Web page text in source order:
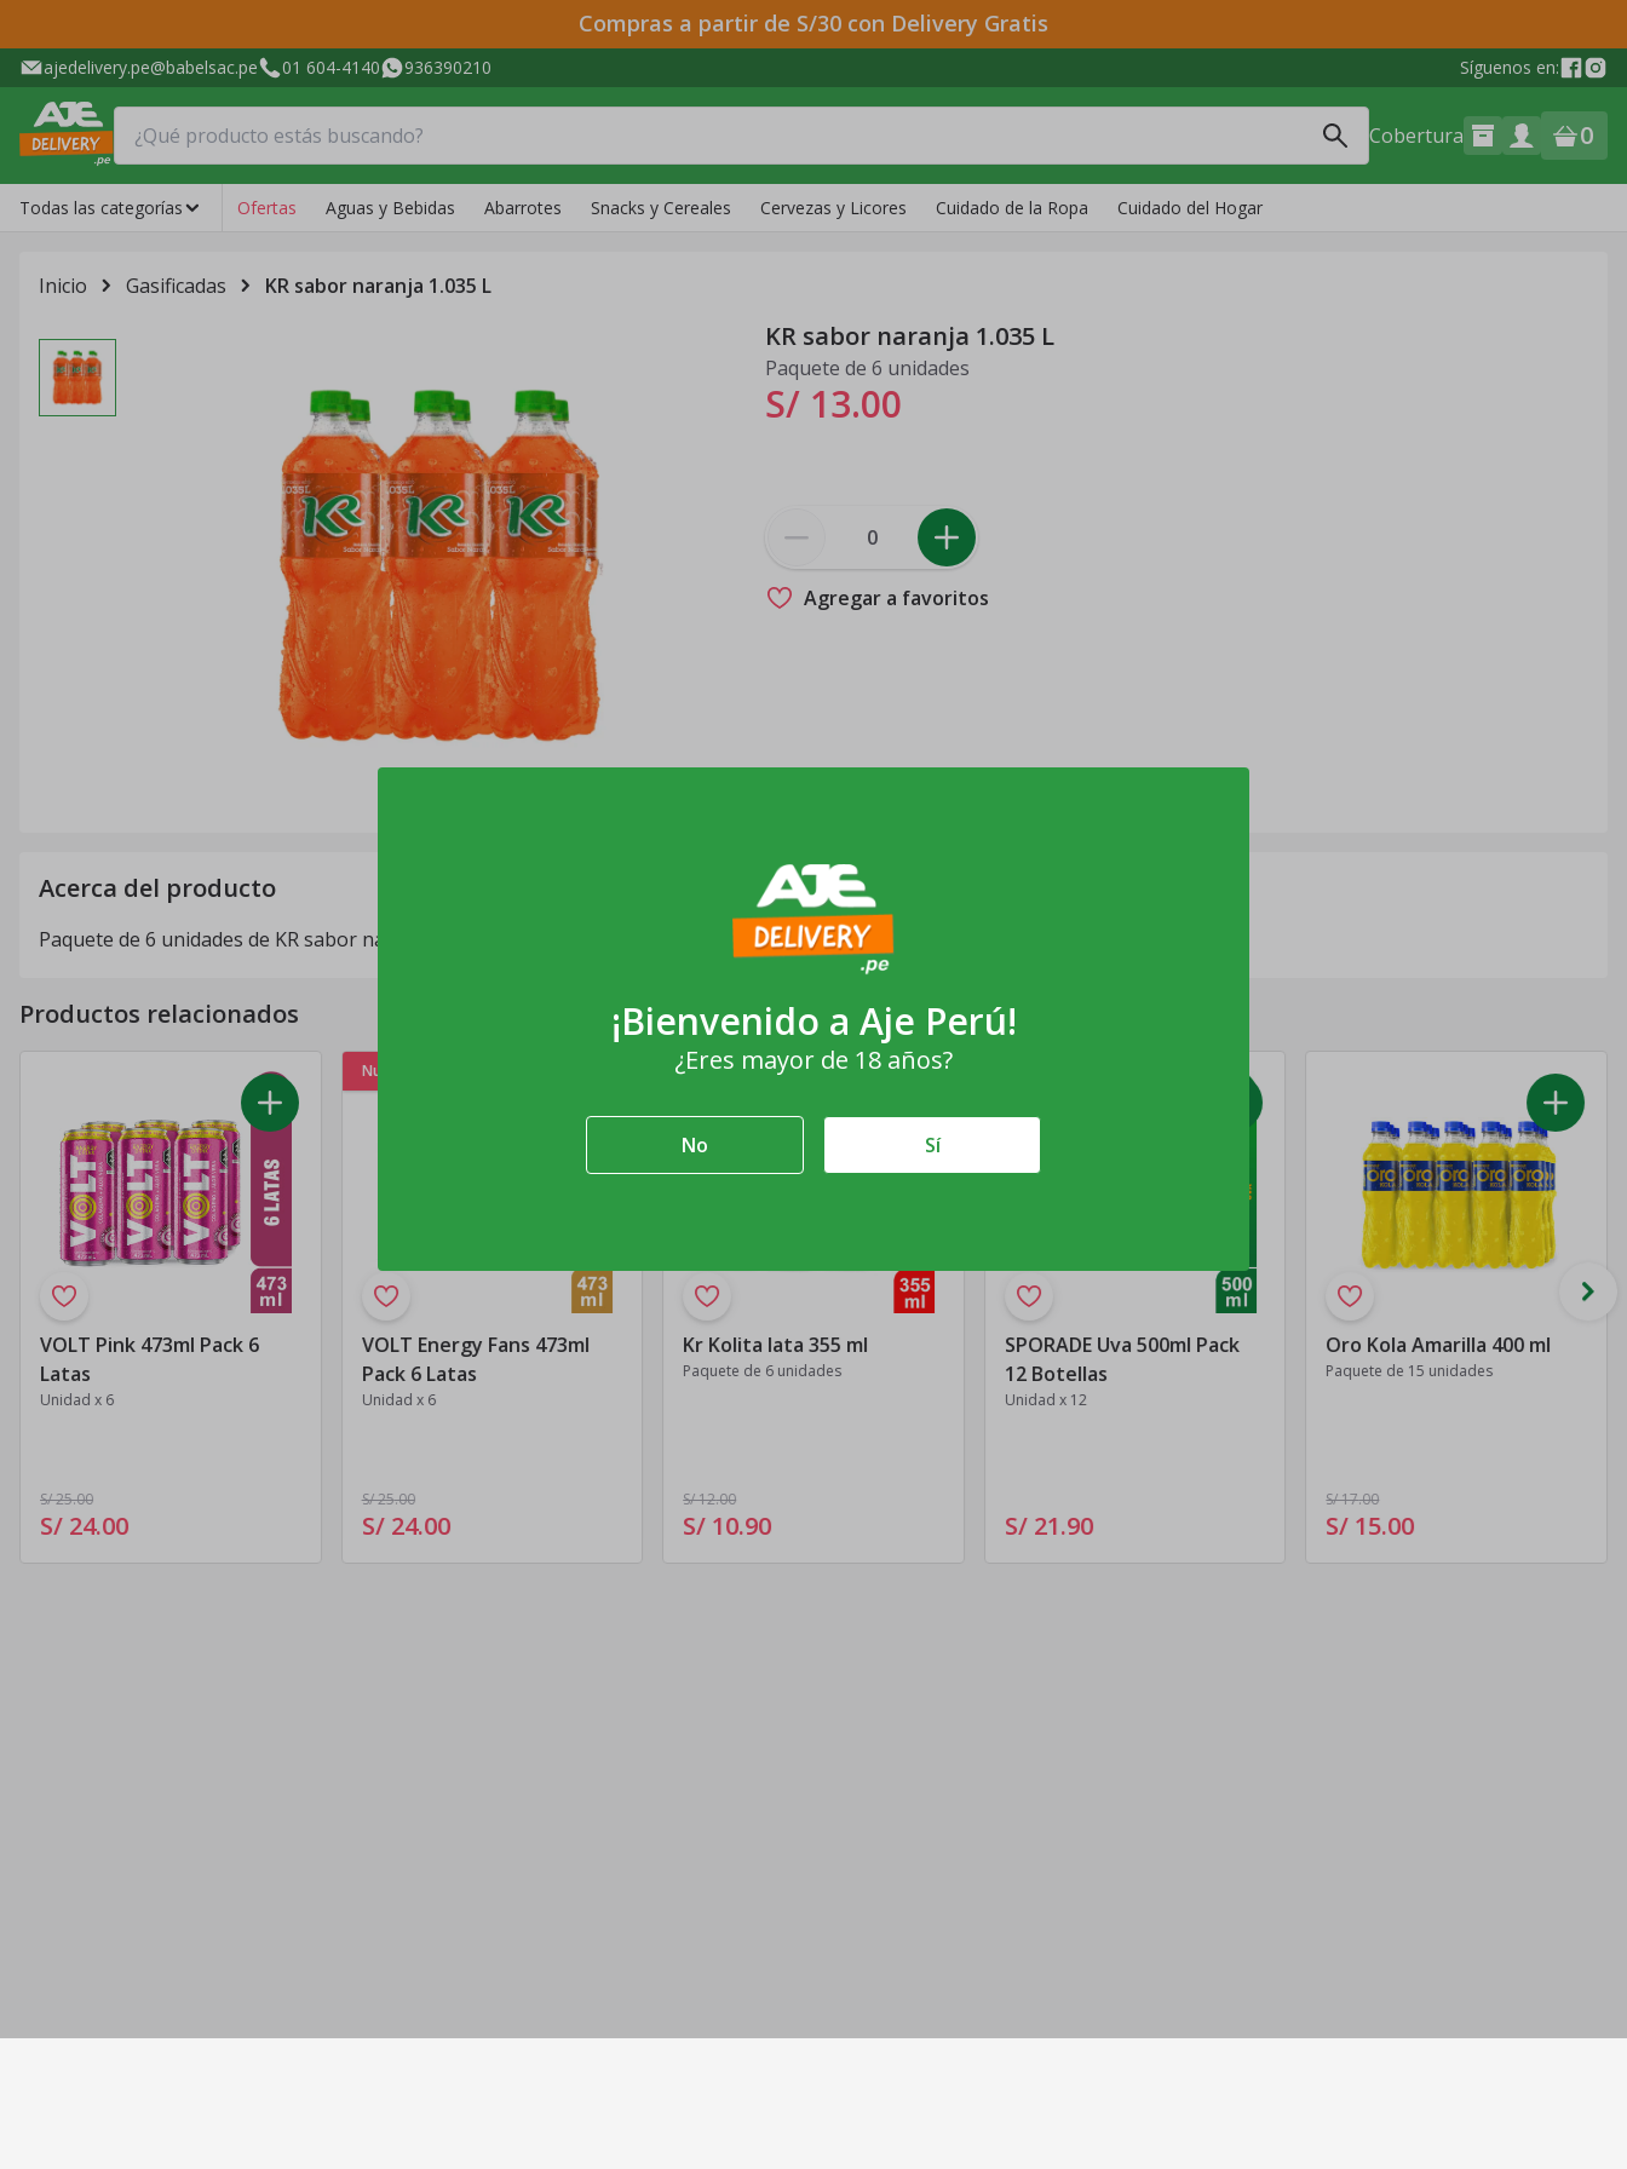
Compras a partir de S/30 con Delivery Gratis
ajedelivery.pe@babelsac.pe 01 604-4140 936390210 Síguenos en:
Cobertura 0
Todas las categorías Ofertas Aguas y Bebidas Abarrotes Snacks y Cereales Cervezas y Licores Cuidado de la Ropa Cuidado del Hogar
Inicio Gasificadas KR sabor naranja 1.035 L
KR sabor naranja 1.035 L
Paquete de 6 unidades
S/ 13.00
Agregar a favoritos
Acerca del producto
Paquete de 6 unidades de KR sabor naranja 1.035 L
Productos relacionados
VOLT Pink 473ml Pack 6
Latas
Unidad x 6
S/ 25.00
S/ 24.00
Nuevo
VOLT Energy Fans 473ml
Pack 6 Latas
Unidad x 6
S/ 25.00
S/ 24.00
Nuevo
Kr Kolita lata 355 ml
Paquete de 6 unidades
S/ 12.00
S/ 10.90
SPORADE Uva 500ml Pack
12 Botellas
Unidad x 12
S/ 21.90
Oro Kola Amarilla 400 ml
Paquete de 15 unidades
S/ 17.00
S/ 15.00
¡Bienvenido a Aje Perú!
¿Eres mayor de 18 años?
No Sí